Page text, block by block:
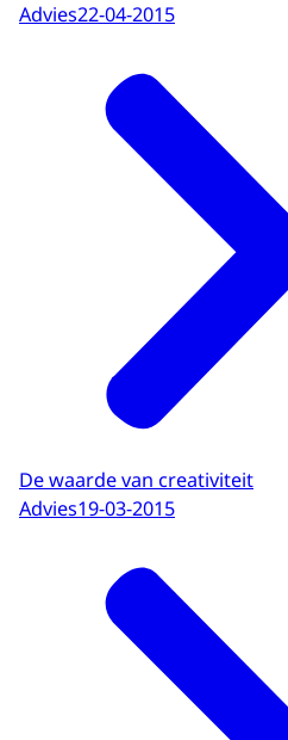
Advies22-04-2015
De waarde van creativiteit
Advies19-03-2015